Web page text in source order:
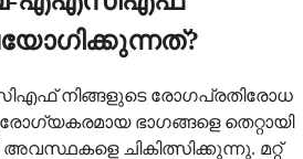
നിങ്ങളുടെ രോഗപ്രതിരോധ
ഭാഗങ്ങളെ തെറ്റായി
ചികിത്സിക്കുന്നു. മറ്റ്